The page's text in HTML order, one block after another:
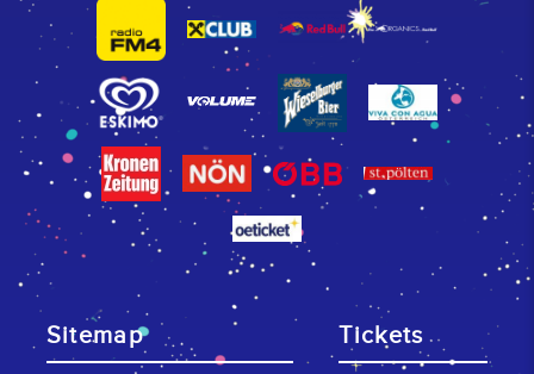
Sitemap Tickets